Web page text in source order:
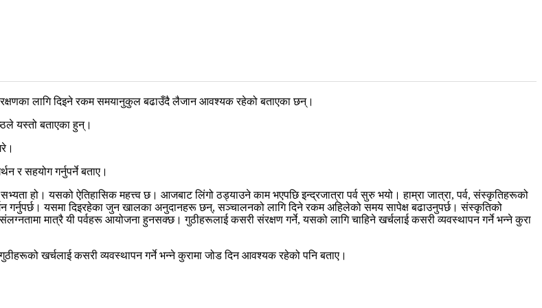
लागि दिइने रकम समयानुकुल बढाउँदै लैजान आवश्यक रहेको बताएका छन्।
यस्तो बताएका हुन्।
र सहयोग गर्नुपर्ने बताए।
सभ्यता हो। यसको ऐतिहासिक महत्त्व छ। आजबाट लिंगो ठड्याउने काम भएपछि इन्द्रजात्रा पर्व सुरु भयो। हाम्रा जात्रा, पर्व, संस्कृतिहरूको
गर्नुपर्छ। यसमा दिइरहेका जुन खालका अनुदानहरू छन्, सञ्चालनको लागि दिने रकम अहिलेको समय सापेक्ष बढाउनुपर्छ। संस्कृतिको
मात्रै यी पर्वहरू आयोजना हुनसक्छ। गुठीहरूलाई कसरी संरक्षण गर्ने, यसको लागि चाहिने खर्चलाई कसरी व्यवस्थापन गर्ने भन्ने कुरा
खर्चलाई कसरी व्यवस्थापन गर्ने भन्ने कुरामा जोड दिन आवश्यक रहेको पनि बताए।